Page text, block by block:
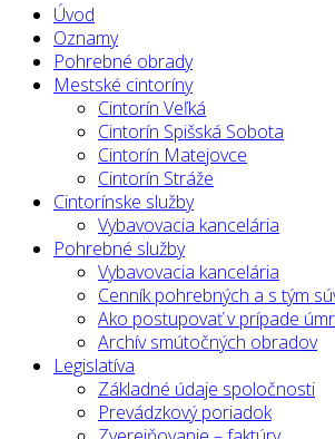
Úvod
Oznamy
Pohrebné obrady
Mestské cintoríny
Cintorín Veľká
Cintorín Spišská Sobota
Cintorín Matejovce
Cintorín Stráže
Cintorínske služby
Vybavovacia kancelária
Pohrebné služby
Vybavovacia kancelária
Cenník pohrebných a s tým
Ako postupovať v prípade
Archív smútočných obradov
Legislatíva
Základné údaje spoločnosti
Prevádzkový poriadok